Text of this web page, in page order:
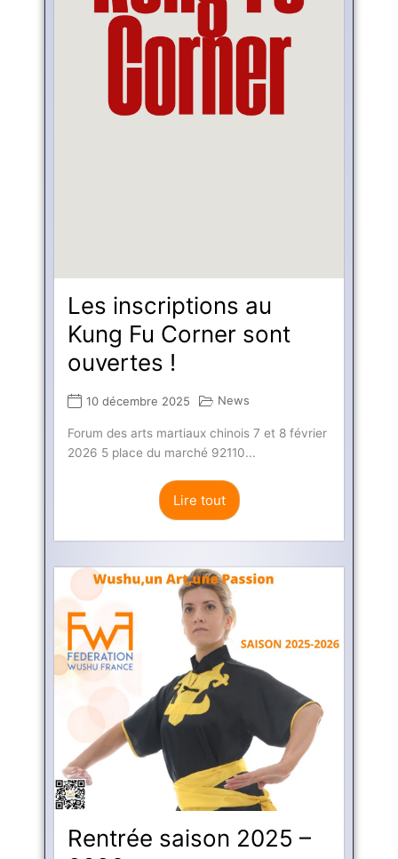
Les inscriptions au
Kung Fu Corner sont
ouvertes !
10 décembre 2025 News
Forum des arts martiaux chinois 7 et 8 février
2026 5 place du marché 92110...
Lire tout
Rentrée saison 2025 –